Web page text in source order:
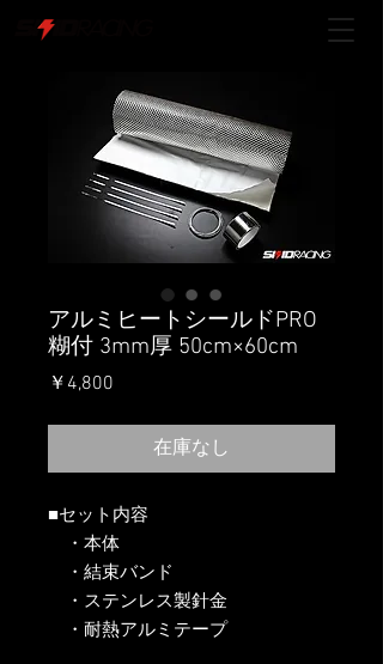
アルミヒートシールドPRO
糊付 3mm厚 50cm×60cm
￥4,800
在庫なし
■セット内容
・本体
・結束バンド
・ステンレス製針金
・耐熱アルミテープ